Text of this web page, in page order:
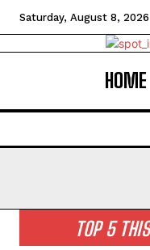
Saturday, August 8, 2026
HOME
TOP 5